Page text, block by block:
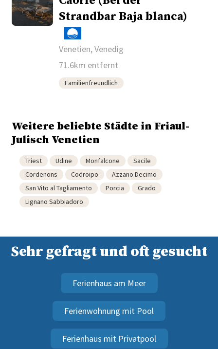
Strandbar Baja blanca)
Venetien, Venedig
71.6km entfernt
Familienfreundlich
Weitere beliebte Städte in Friaul-
Julisch Venetien
Triest Udine Monfalcone
Sacile
Cordenons
Codroipo
Azzano Decimo
San Vito al Tagliamento
Porcia
Grado
Lignano Sabbiadoro
Sehr gefragt und oft gesucht
Ferienhaus am Meer
Ferienwohnung mit Pool
Ferienhaus mit Privatpool